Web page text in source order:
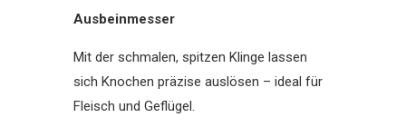
Ausbeinmesser
Mit der schmalen, spitzen Klinge lassen
sich Knochen präzise auslösen – ideal für
Fleisch und Geflügel.